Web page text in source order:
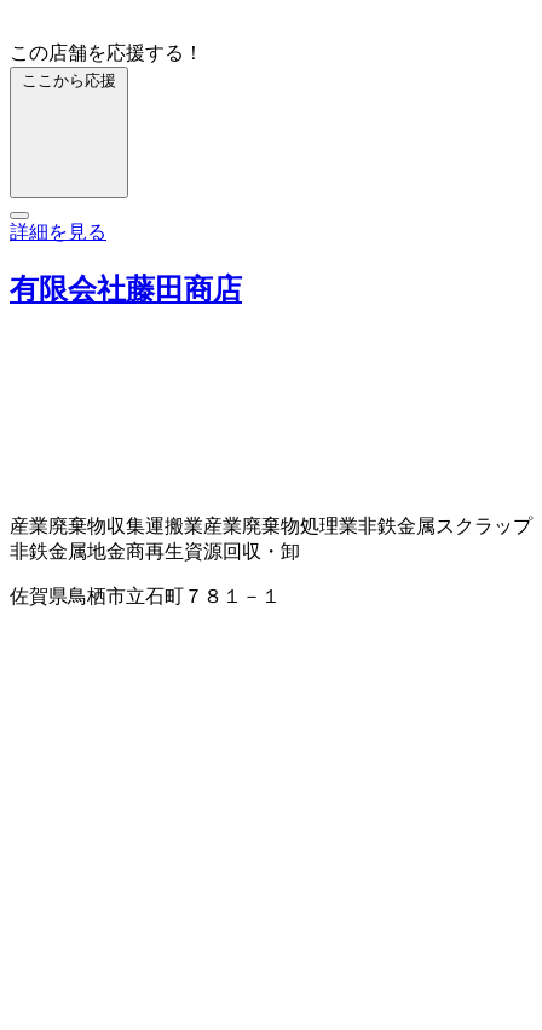
この店舗を応援する！
ここから応援
詳細を見る
有限会社藤田商店
産業廃棄物収集運搬業産業廃棄物処理業非鉄金属スクラップ
非鉄金属地金商再生資源回収・卸
佐賀県鳥栖市立石町７８１－１